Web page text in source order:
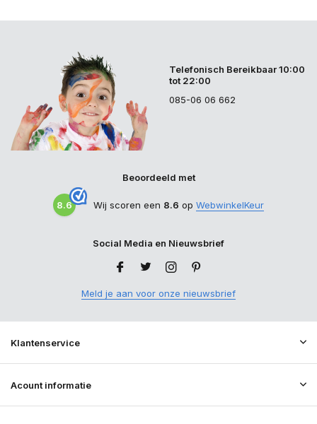
Telefonisch Bereikbaar 10:00
tot 22:00
085-06 06 662
Beoordeeld met
8.6 Wij scoren een 8.6 op WebwinkelKeur
Social Media en Nieuwsbrief
Meld je aan voor onze nieuwsbrief
Klantenservice
Acount informatie